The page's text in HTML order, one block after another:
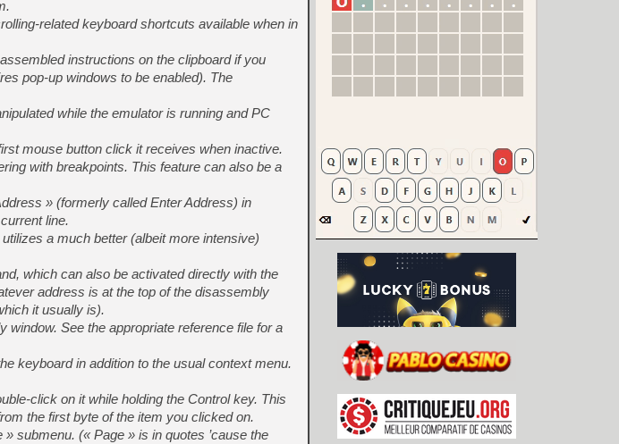
related keyboard shortcuts available when in
instructions on the clipboard if you
pop-up windows to be enabled). The
while the emulator is running and PC
mouse button click it receives when inactive.
with breakpoints. This feature can also be a
» (formerly called Enter Address) in
line.
a much better (albeit more intensive)
which can also be activated directly with the
address is at the top of the disassembly
it usually is).
See the appropriate reference file for a
keyboard in addition to the usual context menu.
click on it while holding the Control key. This
the first byte of the item you clicked on.
submenu. (« Page » is in quotes ’cause the